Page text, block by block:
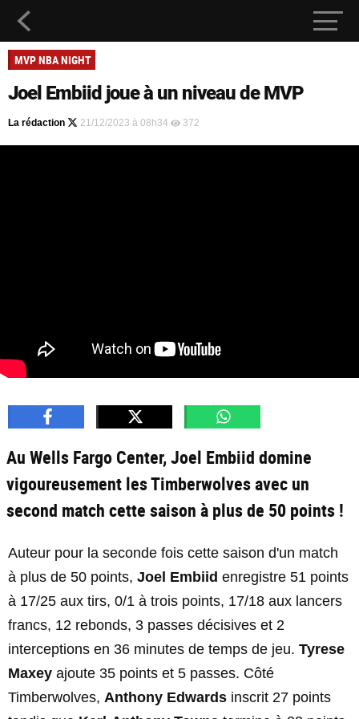
MVP NBA NIGHT
Joel Embiid joue à un niveau de MVP
La rédaction 21/12/2023 à 08h34 372
Au Wells Fargo Center, Joel Embiid domine
vigoureusement les Timberwolves avec un
second match cette saison à plus de 50 points !
Auteur pour la seconde fois cette saison d'un match
à plus de 50 points, Joel Embiid enregistre 51 points
à 17/25 aux tirs, 0/1 à trois points, 17/18 aux lancers
francs, 12 rebonds, 3 passes décisives et 2
interceptions en 36 minutes de temps de jeu. Tyrese
Maxey ajoute 35 points et 5 passes. Côté
Timberwolves, Anthony Edwards inscrit 27 points